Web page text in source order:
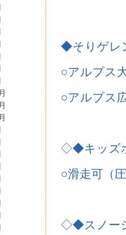
◆そりゲ
○アルプス
○アルプス
◇◆キッズ
○滑走可（
◇◆スノー